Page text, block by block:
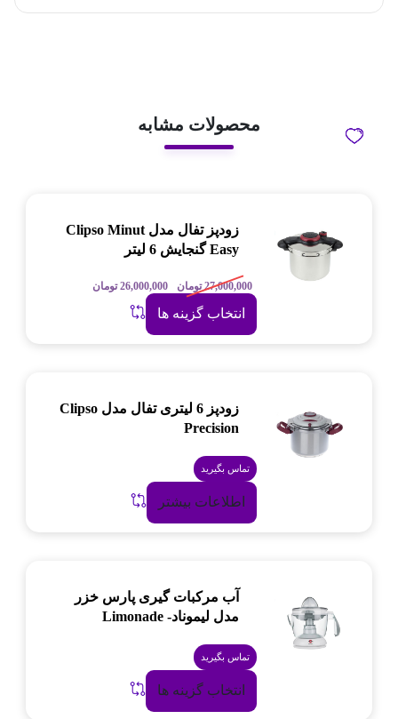
محصولات مشابه
زودپز تفال مدل Clipso Minut
Easy گنجایش 6 لیتر
27,000,000 تومان 26,000,000 تومان
انتخاب گزینه ها
زودپز 6 لیتری تفال مدل Clipso
Precision
تماس بگیرید
اطلاعات بیشتر
آب مرکبات گیری پارس خزر
مدل لیموناد- Limonade
تماس بگیرید
انتخاب گزینه ها